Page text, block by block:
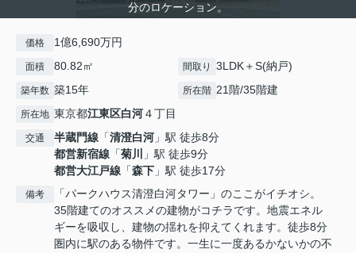
分のロケーション。
価格 1億6,690万円
面積 80.82㎡ 間取り 3LDK＋S(納戸)
築年数 築15年 所在階 21階/35階建
所在地 東京都江東区白河４丁目
交通 半蔵門線 「清澄白河 」駅 徒歩8分
都営新宿線 「菊川
」駅 徒歩9分
都営大江戸線 「森下 」駅 徒歩17分
備考
「パークハウス清澄白河タワー」のここがイチオシ。
35階建てのオススメの建物がコチラです。地震エネル
ギーを吸収し、建物の揺れを抑えてくれます。徒歩8分
圏内に駅のある物件です。一生に一度あるかないかの不